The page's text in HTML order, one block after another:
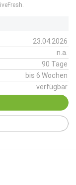
23.04.2026
n.a.
90 Tage
bis 6 Wochen
verfügbar